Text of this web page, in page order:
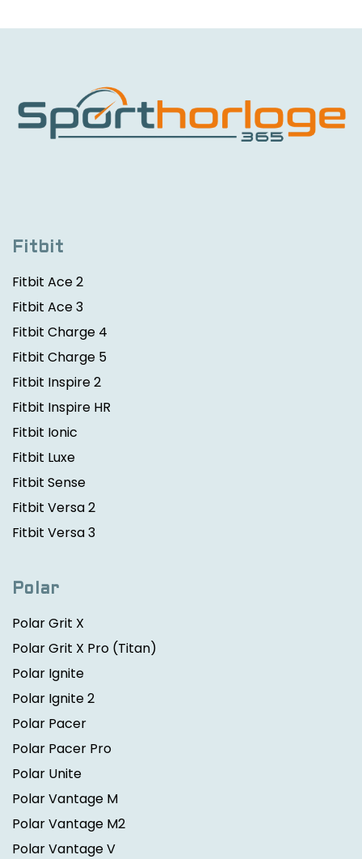
Fitbit
Fitbit Ace 2
Fitbit Ace 3
Fitbit Charge 4
Fitbit Charge 5
Fitbit Inspire 2
Fitbit Inspire HR
Fitbit Ionic
Fitbit Luxe
Fitbit Sense
Fitbit Versa 2
Fitbit Versa 3
Polar
Polar Grit X
Polar Grit X Pro (Titan)
Polar Ignite
Polar Ignite 2
Polar Pacer
Polar Pacer Pro
Polar Unite
Polar Vantage M
Polar Vantage M2
Polar Vantage V